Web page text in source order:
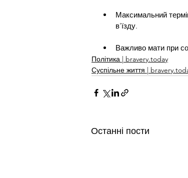
Максимальний
в'їзду.
Важливо мати при
Політика | bravery.today
Суспільне життя |
Останні пости